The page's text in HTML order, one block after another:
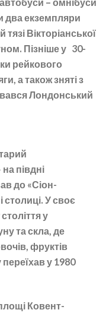
два екземпляри
Вікторіанської
Пізніше у 30-
рейкового
а також зняті з
Лондонський
півдні
до «Сіон-
столиці. У своє
у
та скла, де
фруктів
переїхав у 1980
Ковент-